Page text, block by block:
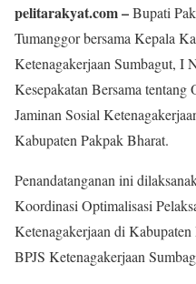
pelitarakyat.com –Bupati
Tumanggor bersama Kepala
Ketenagakerjaan Sumbagut, I
Kesepakatan Bersama tentang
Jaminan Sosial
Kabupaten Pakpak Bharat.
Penandatanganan ini
Koordinasi Optimalisasi
Ketenagakerjaan di
BPJS Ketenagakerjaan